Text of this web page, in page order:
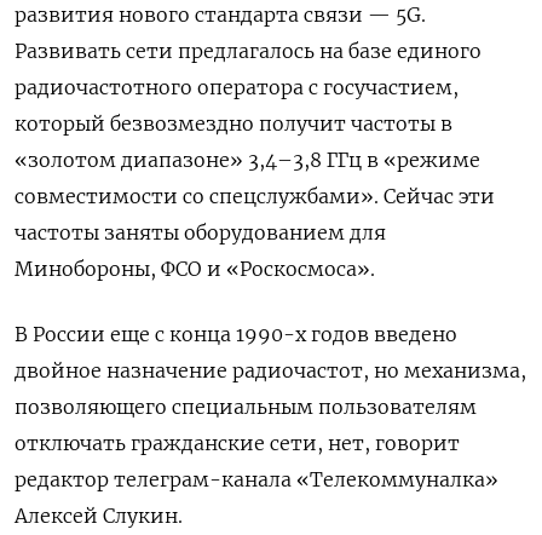
развития нового стандарта связи — 5G.
Развивать сети предлагалось на базе единого
радиочастотного оператора с госучастием,
который безвозмездно получит частоты в
«золотом диапазоне» 3,4–3,8 ГГц в «режиме
совместимости со спецслужбами». Сейчас эти
частоты заняты оборудованием для
Минобороны, ФСО и «Роскосмоса».
В России еще с конца 1990-х годов введено
двойное назначение радиочастот, но механизма,
позволяющего специальным пользователям
отключать гражданские сети, нет, говорит
редактор телеграм-канала «Телекоммуналка»
Алексей Слукин.